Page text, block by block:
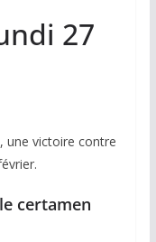
27
une victoire contre
certamen